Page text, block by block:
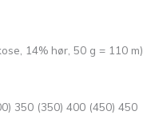
14% hør, 50 g = 110 m)
350 (350) 400 (450) 450